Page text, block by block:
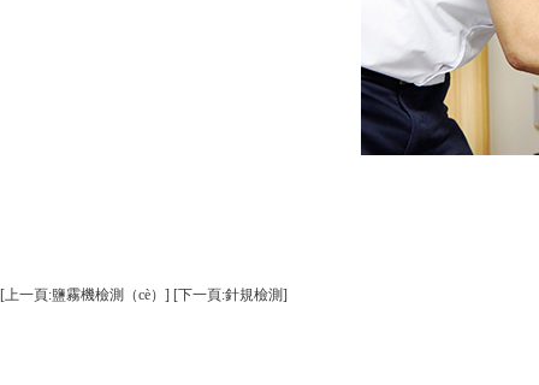
[上一頁:鹽霧機檢測（cè）] [下一頁:針規檢測]